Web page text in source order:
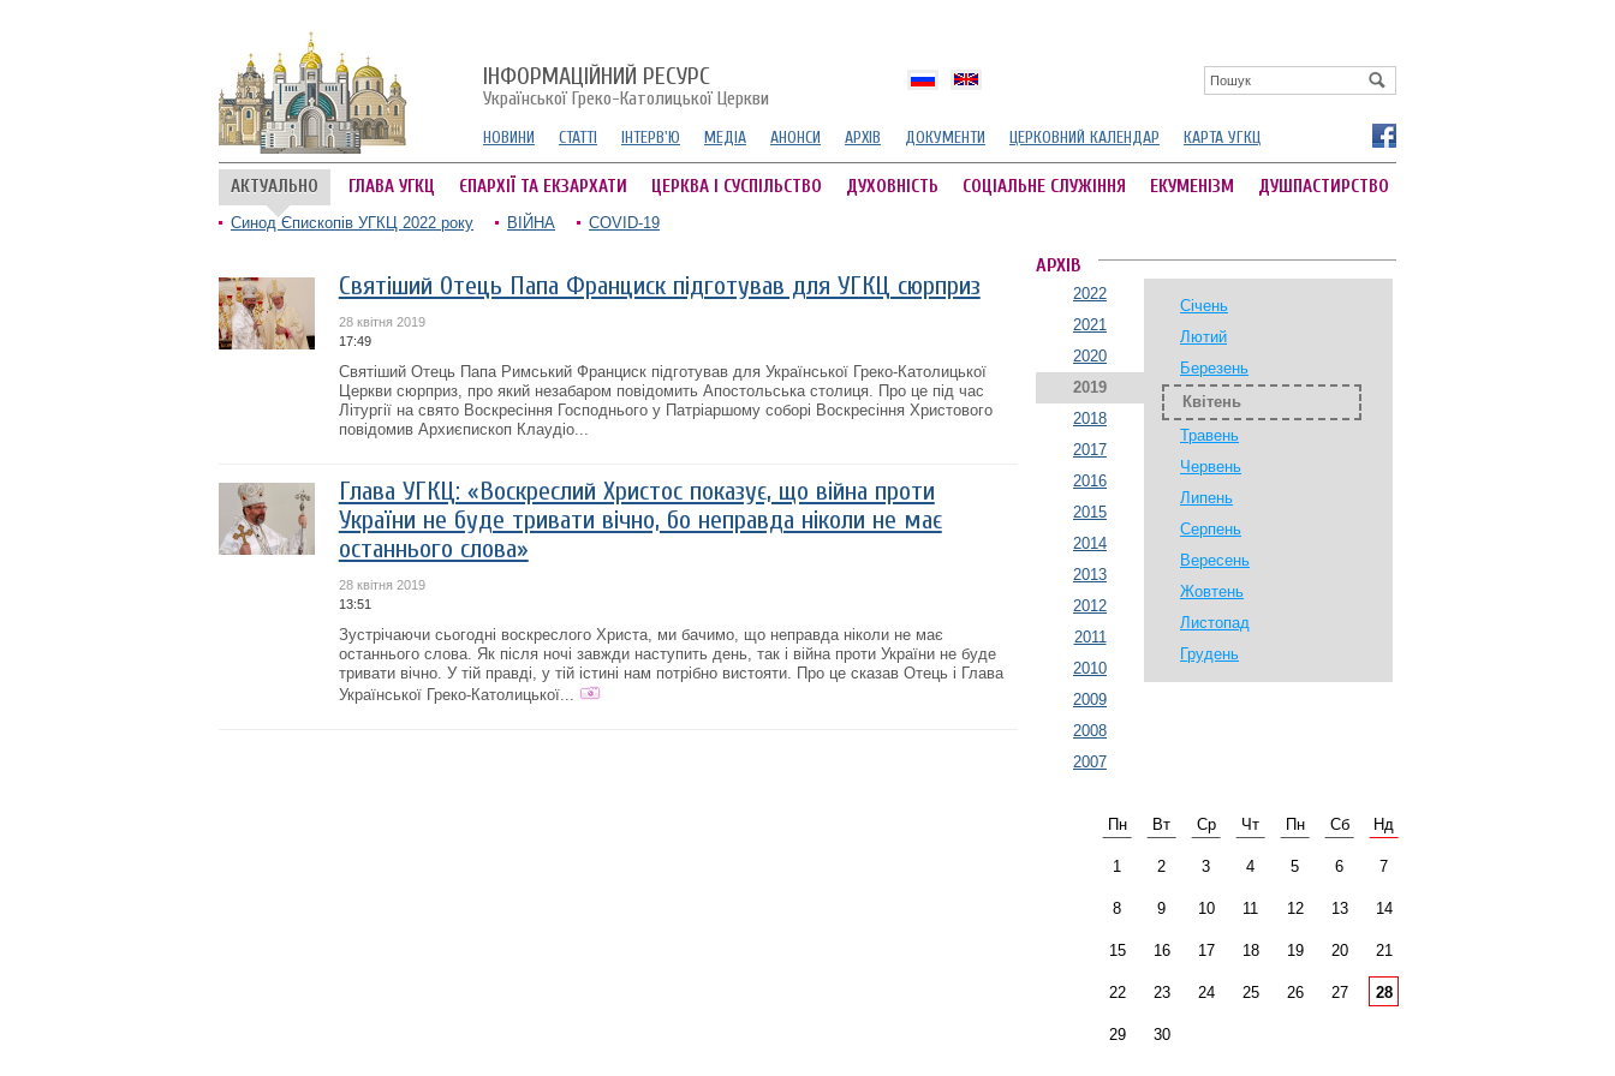
ІНФОРМАЦІЙНИЙ РЕСУРС
Української Греко-Католицької Церкви
НОВИНИ СТАТТІ ІНТЕРВ'Ю МЕДІА АНОНСИ АРХІВ ДОКУМЕНТИ ЦЕРКОВНИЙ КАЛЕНДАР КАРТА УГКЦ
АКТУАЛЬНО ГЛАВА УГКЦ ЄПАРХІЇ ТА ЕКЗАРХАТИ ЦЕРКВА І СУСПІЛЬСТВО ДУХОВНІСТЬ СОЦІАЛЬНЕ СЛУЖІННЯ ЕКУМЕНІЗМ ДУШПАСТИРСТВО
Синод Єпископів УГКЦ 2022 року ВІЙНА COVID-19
Святіший Отець Папа Франциск підготував для УГКЦ сюрприз
28 квітня 2019
17:49
Святіший Отець Папа Римський Франциск підготував для Української Греко-Католицької
Церкви сюрприз, про який незабаром повідомить Апостольська столиця. Про це під час
Літургії на свято Воскресіння Господнього у Патріаршому соборі Воскресіння Христового
повідомив Архиєпископ Клаудіо...
Глава УГКЦ: «Воскреслий Христос показує, що війна проти
України не буде тривати вічно, бо неправда ніколи не має
останнього слова»
28 квітня 2019
13:51
Зустрічаючи сьогодні воскреслого Христа, ми бачимо, що неправда ніколи не має
останнього слова. Як після ночі завжди наступить день, так і війна проти України не буде
тривати вічно. У тій правді, у тій істині нам потрібно вистояти. Про це сказав Отець і Глава
Української Греко-Католицької...
АРХІВ
2022
2021
2020
2019
2018
2017
2016
2015
2014
2013
2012
2011
2010
2009
2008
2007
Січень
Лютий
Березень
Квітень
Травень
Червень
Липень
Серпень
Вересень
Жовтень
Листопад
Грудень
Пн Вт Ср Чт Пн Сб Нд
1 2 3 4 5 6 7
8 9 10 11 12 13 14
15 16 17 18 19 20 21
22 23 24 25 26 27 28
29 30